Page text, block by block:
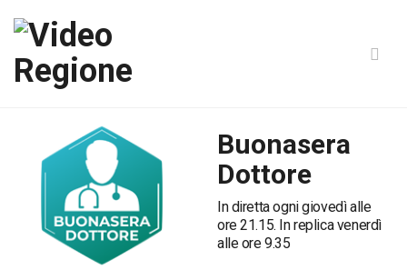
Buonasera
Dottore
In diretta ogni giovedì alle
ore 21.15. In replica venerdì
alle ore 9.35